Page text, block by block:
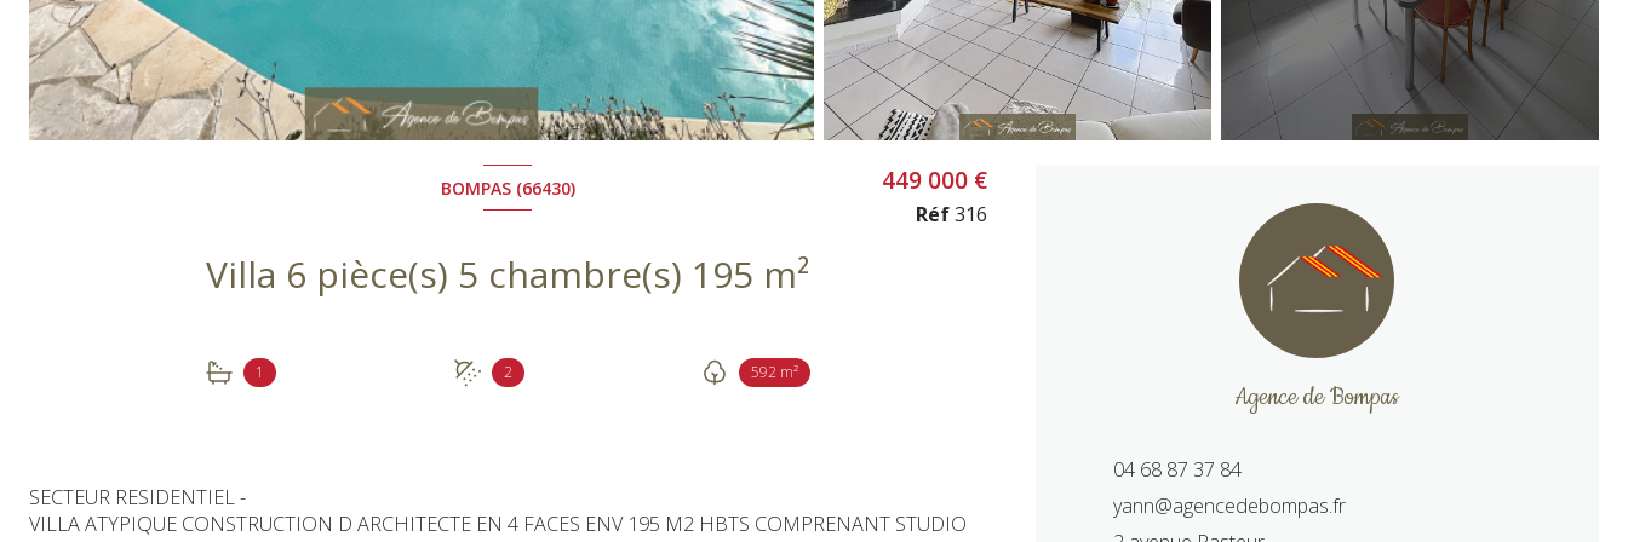
BOMPAS (66430)
Villa 6 pièce(s) 5 chambre(s) 195 m²
1 2 592 m²
449 000 €
Réf316
SECTEUR RESIDENTIEL -
VILLA ATYPIQUE CONSTRUCTION D ARCHITECTE EN 4 FACES ENV 195 M2 HBTS COMPRENANT STUDIO
Agence de Bompas
04 68 87 37 84
yann@agencedebompas.fr